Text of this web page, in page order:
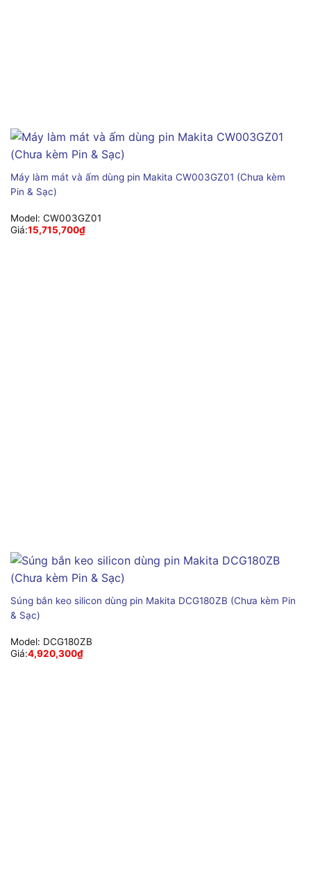
Máy làm mát và ấm dùng pin Makita CW003GZ01 (Chưa kèm
Pin & Sạc)
Model: CW003GZ01
Giá:15,715,700₫
Súng bắn keo silicon dùng pin Makita DCG180ZB (Chưa kèm Pin
& Sạc)
Model: DCG180ZB
Giá:4,920,300₫